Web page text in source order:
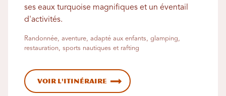
ses eaux turquoise magnifiques et un éventail
d'activités.
Randonnée, aventure, adapté aux enfants, glamping,
restauration, sports nautiques et rafting
Voir l'itinéraire